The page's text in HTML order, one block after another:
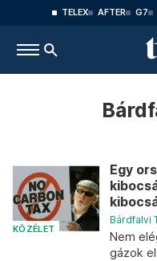
TELEX AFTER G7
KÖZÉLET
Egy
Bárdfalvi
Nem
gázok